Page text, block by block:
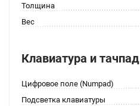
Толщина
Вес
Клавиатура и тачпад
Цифровое поле (Numpad)
Подсветка клавиатуры